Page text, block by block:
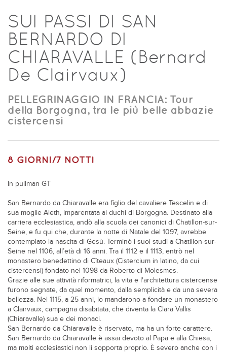
SUI PASSI DI SAN
BERNARDO DI
CHIARAVALLE (Bernard
De Clairvaux)
PELLEGRINAGGIO IN FRANCIA: Tour
della Borgogna, tra le più belle abbazie
cistercensi
8 GIORNI/7 NOTTI
In pullman GT
San Bernardo da Chiaravalle era figlio del cavaliere Tescelin e di
sua moglie Aleth, imparentata ai duchi di Borgogna. Destinato alla
carriera ecclesiastica, andò alla scuola dei canonici di Chatillon-sur-
Seine, e fu qui che, durante la notte di Natale del 1097, avrebbe
contemplato la nascita di Gesù. Terminò i suoi studi a Chatillon-sur-
Seine nel 1106, all’età di 16 anni. Tra il 1112 e il 1113, entrò nel
monastero benedettino di Cîteaux (Cistercium in latino, da cui
cistercensi) fondato nel 1098 da Roberto di Molesmes.
Grazie alle sue attività riformatrici, la vita e l'architettura cistercense
furono segnate, da quel momento, dalla semplicità e da una severa
bellezza. Nel 1115, a 25 anni, lo mandarono a fondare un monastero
a Clairvaux, campagna disabitata, che diventa la Clara Vallis
(Chiaravalle) sua e dei monaci.
San Bernardo da Chiaravalle è riservato, ma ha un forte carattere.
San Bernardo da Chiaravalle è assai devoto al Papa e alla Chiesa,
ma molti ecclesiastici non li sopporta proprio. È severo anche con i